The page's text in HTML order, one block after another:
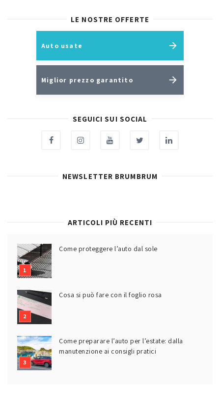
LE NOSTRE OFFERTE
Auto usate
Miglior prezzo garantito
SEGUICI SUI SOCIAL
NEWSLETTER BRUMBRUM
ARTICOLI PIÙ RECENTI
Come proteggere l’auto dal sole
Cosa si può fare con il foglio rosa
Come preparare l’auto per l’estate: dalla
manutenzione ai consigli pratici